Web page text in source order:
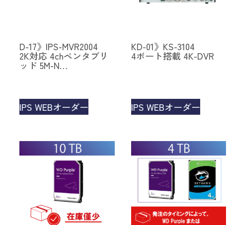
D-17》IPS-MVR2004
2K対応 4chペンタブリ
ッド 5M-N…
IPS WEBオーダー
KD-01》KS-3104
4ポート搭載 4K-DVR
IPS WEBオーダー